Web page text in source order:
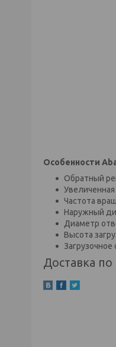
Особенности
Обратный
Частота
Наружный
Диаметр
Высота
Доставка